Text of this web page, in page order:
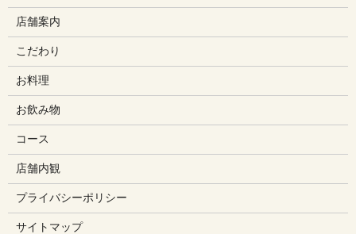
店舗案内
こだわり
お料理
お飲み物
コース
店舗内観
プライバシーポリシー
サイトマップ